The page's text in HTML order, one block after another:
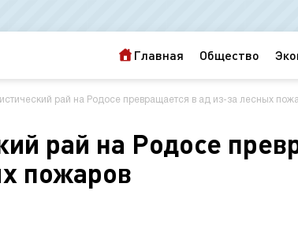
Главная Общество
рай на Родосе превращается в ад из-за лесных
рай на Родосе
пожаров